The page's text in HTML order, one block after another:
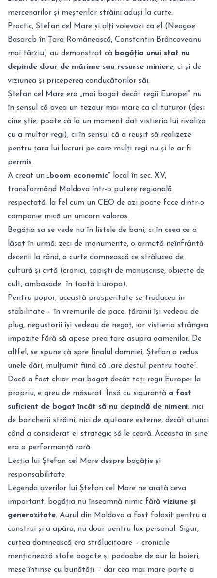
mercenarilor și meșterilor străini aduși la curte.
Practic, Ștefan cel Mare și alți voievozi ca el (Neagoe
Basarab în Țara Românească, Constantin Brâncoveanu
mai târziu) au demonstrat că bogăția unui stat nu
depinde doar de mărime sau resurse miniere, ci și de
viziunea și priceperea conducătorilor săi.
Ștefan cel Mare era „mai bogat decât regii Europei” nu
în sensul că avea un tezaur mai mare ca al tuturor (deși
cine știe, poate că la un moment dat vistieria lui rivaliza
cu a multor regi), ci în sensul că a reușit să realizeze
pentru țara lui lucruri pe care mulți regi nu și le-ar fi
permis.
A creat un „boom economic” local în sec. XV,
transformând Moldova într-o putere regională
respectată, la fel cum un CEO de azi poate face dintr-o
companie mică un unicorn valoros.
Bogăția sa se vede nu în listele de bani, ci în ceea ce a
lăsat în urmă: zeci de monumente, o armată neînfrântă
decenii la rând, o curte domnească ce strălucea de
cultură și artă (cronici, copişti de manuscrise, obiecte de
cult, ambasade în toată Europa).
Pentru popor, această prosperitate se traducea în
stabilitate – în vremurile de pace, țăranii își vedeau de
plug, negustorii își vedeau de negoț, iar vistieria strângea
impozite fără să apese prea tare asupra oamenilor. De
altfel, se spune că spre finalul domniei, Ștefan a redus
unele dări, mulțumit fiind că „are destul pentru toate”.
Dacă a fost chiar mai bogat decât toți regii Europei la
propriu, e greu de măsurat. Însă cu siguranță a fost
suficient de bogat încât să nu depindă de nimeni: nici
de bancherii străini, nici de ajutoare externe, decât atunci
când a considerat el strategic să le ceară. Aceasta în sine
era o performanță rară.
Lecția lui Ștefan cel Mare despre bogăție și
responsabilitate
Legenda averilor lui Ștefan cel Mare ne arată ceva
important: bogăția nu înseamnă nimic fără viziune și
generozitate. Aurul din Moldova a fost folosit pentru a
construi și a apăra, nu doar pentru lux personal. Sigur,
curtea domnească era strălucitoare – cronicile
menționează stofe bogate și podoabe de aur la boieri,
mese întinse cu bunătăți – dar cea mai mare parte a